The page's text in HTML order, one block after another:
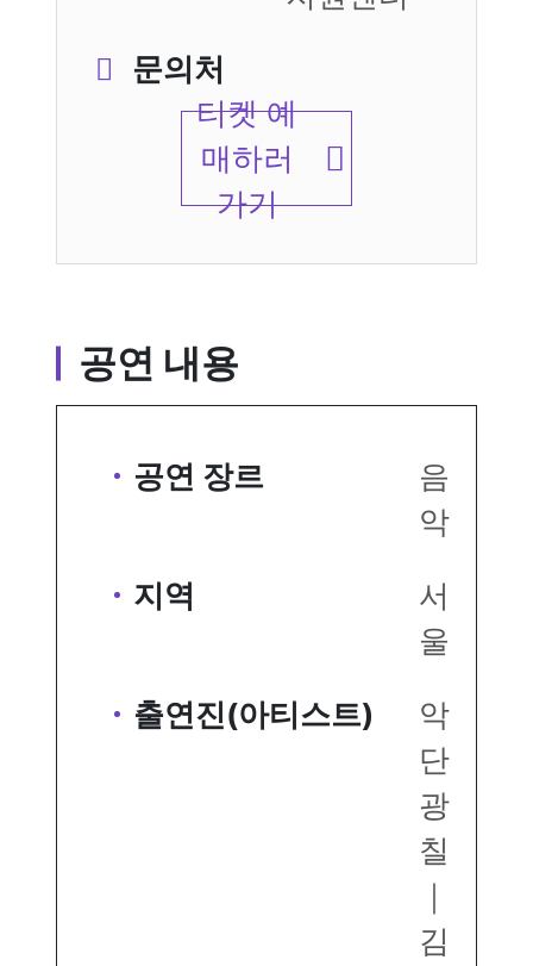
문의처
티켓 예
매하러
가기
공연 내용
공연 장르
음
악
지역
서
울
출연진(아티스트)
악
단
광
칠
｜
김